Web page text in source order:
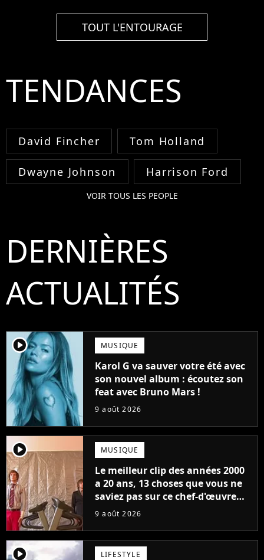
TOUT L'ENTOURAGE
TENDANCES
David Fincher Tom Holland
Dwayne Johnson Harrison Ford
VOIR TOUS LES PEOPLE
DERNIÈRES
ACTUALITÉS
player2 MUSIQUE
Karol G va sauver votre été avec
son nouvel album : écoutez son
feat avec Bruno Mars !
9 août 2026
player2 MUSIQUE
Le meilleur clip des années 2000
a 20 ans, 13 choses que vous ne
saviez pas sur ce chef-d'œuvre
qui a révolutionné YouTube
9 août 2026
player2 LIFESTYLE